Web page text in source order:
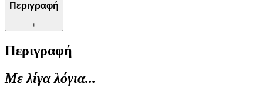
Περιγραφή
+
Περιγραφή
Με λίγα λόγια...